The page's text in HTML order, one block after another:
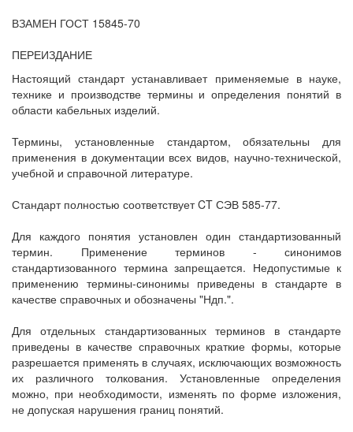
ВЗАМЕН ГОСТ 15845-70
ПЕРЕИЗДАНИЕ
Настоящий стандарт устанавливает применяемые в науке,
технике и производстве термины и определения понятий в
области кабельных изделий.
Термины, установленные стандартом, обязательны для
применения в документации всех видов, научно-технической,
учебной и справочной литературе.
Стандарт полностью соответствует CT СЭВ 585-77.
Для каждого понятия установлен один стандартизованный
термин. Применение терминов - синонимов
стандартизованного термина запрещается. Недопустимые к
применению термины-синонимы приведены в стандарте в
качестве справочных и обозначены "Ндп.".
Для отдельных стандартизованных терминов в стандарте
приведены в качестве справочных краткие формы, которые
разрешается применять в случаях, исключающих возможность
их различного толкования. Установленные определения
можно, при необходимости, изменять по форме изложения,
не допуская нарушения границ понятий.